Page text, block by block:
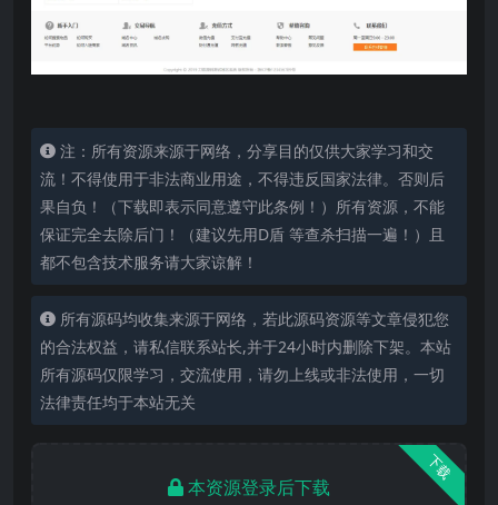
注：所有资源来源于网络，分享目的仅供大家学习和交
流！不得使用于非法商业用途，不得违反国家法律。否则后
果自负！（下载即表示同意遵守此条例！）所有资源，不能
保证完全去除后门！（建议先用D盾 等查杀扫描一遍！）且
都不包含技术服务请大家谅解！
所有源码均收集来源于网络，若此源码资源等文章侵犯您
的合法权益，请私信联系站长,并于24小时内删除下架。本站
所有源码仅限学习，交流使用，请勿上线或非法使用，一切
法律责任均于本站无关
下载
本资源登录后下载